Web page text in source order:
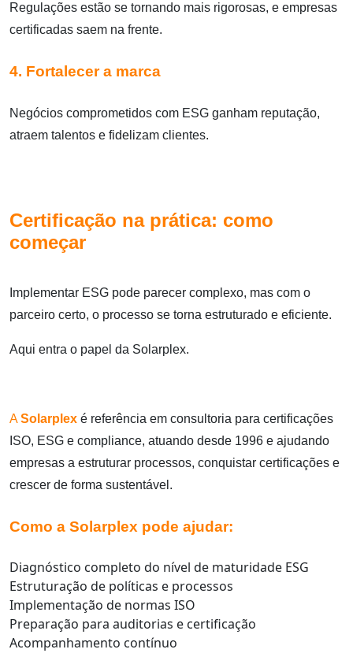
Regulações estão se tornando mais rigorosas, e empresas
certificadas saem na frente.
4. Fortalecer a marca
Negócios comprometidos com ESG ganham reputação,
atraem talentos e fidelizam clientes.
Certificação na prática: como
começar
Implementar ESG pode parecer complexo, mas com o
parceiro certo, o processo se torna estruturado e eficiente.
Aqui entra o papel da Solarplex.
ASolarplex é referência em consultoria para certificações
ISO, ESG e compliance, atuando desde 1996 e ajudando
empresas a estruturar processos, conquistar certificações e
crescer de forma sustentável.
Como a Solarplex pode ajudar:
Diagnóstico completo do nível de maturidade ESG
Estruturação de políticas e processos
Implementação de normas ISO
Preparação para auditorias e certificação
Acompanhamento contínuo